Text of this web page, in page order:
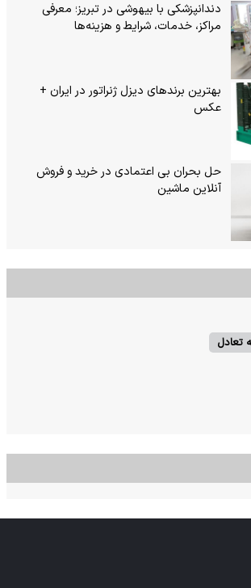
دندانپزشکی با بیهوشی در تبریز؛ معرفی
مراکز، خدمات، شرایط و هزینه‌ها
بهترین برندهای دیزل ژنراتور در ایران +
عکس
حل بحران بی‌ اعتمادی در خرید و فروش
آنلاین ماشین
تعادل